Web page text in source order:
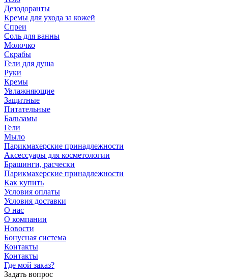
Дезодоранты
Кремы для ухода за кожей
Спреи
Соль для ванны
Молочко
Скрабы
Гели для душа
Руки
Кремы
Увлажняющие
Защитные
Питательные
Бальзамы
Гели
Мыло
Парикмахерские принадлежности
Аксессуары для косметологии
Брашинги, расчески
Парикмахерские принадлежности
Как купить
Условия оплаты
Условия доставки
О нас
О компании
Новости
Бонусная система
Контакты
Контакты
Где мой заказ?
Задать вопрос